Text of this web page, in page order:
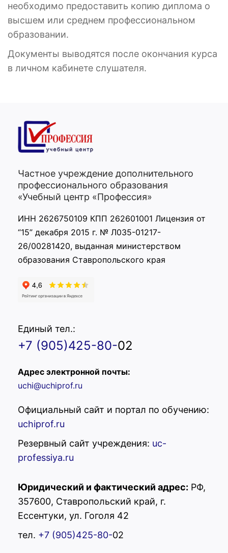
приветствует учебный центр
необходимо предоставить копию диплома о
высшем или среднем профессиональном
образовании.
Документы выводятся после окончания курса
в личном кабинете слушателя.
Частное учреждение дополнительного
профессионального образования
«Учебный центр «Профессия»
ИНН 2626750109 КПП 262601001 Лицензия от
“15” декабря 2015 г. № Л035-01217-
26/00281420, выданная министерством
образования Ставропольского края
Единый тел.:
+7 (905)425-80-02
Адрес электронной почты:
uchi@uchiprof.ru
Официальный сайт и портал по обучению:
uchiprof.ru
Резервный сайт учреждения: uc-
professiya.ru
Юридический и фактический адрес: РФ,
357600, Ставропольский край, г.
Ессентуки, ул. Гоголя 42
тел. +7 (905)425-80-02